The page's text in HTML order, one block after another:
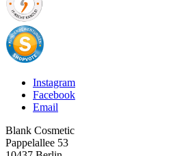
Instagram
Facebook
Email
Blank Cosmetic
Pappelallee 53